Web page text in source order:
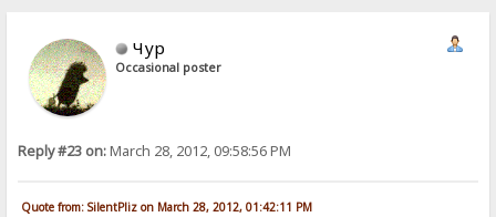
Чур
Occasional poster
Reply #23 on:March 28, 2012, 09:58:56 PM
Quote from: SilentPliz on March 28, 2012, 01:42:11 PM